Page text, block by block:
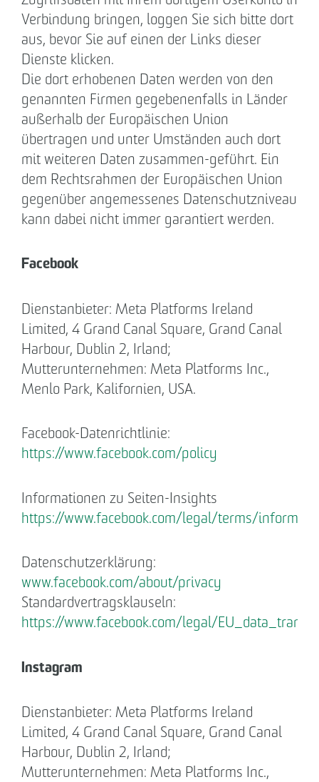
Verbindung bringen, loggen Sie sich bitte dort
aus, bevor Sie auf einen der Links dieser
Dienste klicken.
Die dort erhobenen Daten werden von den
genannten Firmen gegebenenfalls in Länder
außerhalb der Europäischen Union
übertragen und unter Umständen auch dort
mit weiteren Daten zusammen-geführt. Ein
dem Rechtsrahmen der Europäischen Union
gegenüber angemessenes Datenschutzniveau
kann dabei nicht immer garantiert werden.
Facebook
Dienstanbieter: Meta Platforms Ireland
Limited, 4 Grand Canal Square, Grand Canal
Harbour, Dublin 2, Irland;
Mutterunternehmen: Meta Platforms Inc.,
Menlo Park, Kalifornien, USA.
Facebook-Datenrichtlinie:
https://www.facebook.com/policy
Informationen zu Seiten-Insights
https://www.facebook.com/legal/terms/
Datenschutzerklärung:
www.facebook.com/about/privacy
Standardvertragsklauseln:
https://www.facebook.com/legal/
Instagram
Dienstanbieter: Meta Platforms Ireland
Limited, 4 Grand Canal Square, Grand Canal
Harbour, Dublin 2, Irland;
Mutterunternehmen: Meta Platforms Inc.,